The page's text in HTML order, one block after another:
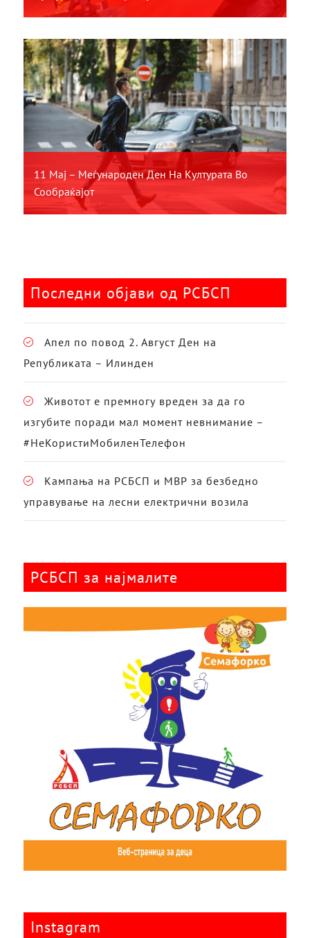
11 Мај – Меѓународен Ден На Културата Во
Сообраќајот
Последни објави од РСБСП
Апел по повод 2. Август Ден на
Републиката – Илинден
Животот е премногу вреден за да го
изгубите поради мал момент невнимание –
#НеКористиМобиленТелефон
Кампања на РСБСП и МВР за безбедно
управување на лесни електрични возила
РСБСП за најмалите
Instagram